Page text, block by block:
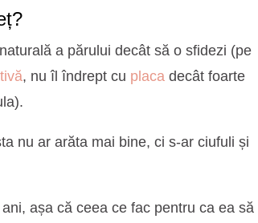
a părului decât să o sfidezi (pe
, nu îl îndrept cu placa decât foarte
nu ar arăta mai bine, ci s-ar ciufuli și
așa că ceea ce fac pentru ca ea să